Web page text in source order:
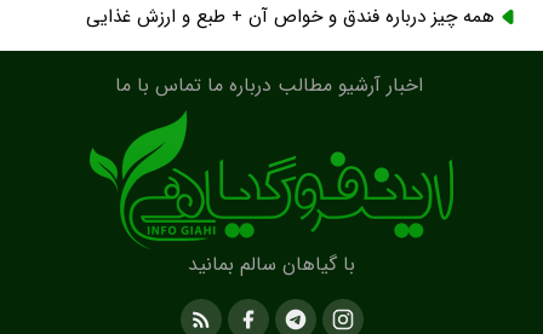
همه چیز درباره فندق و خواص آن + طبع و ارزش غذایی
اخبار آرشیو مطالب درباره ما تماس با ما
با گیاهان سالم بمانید